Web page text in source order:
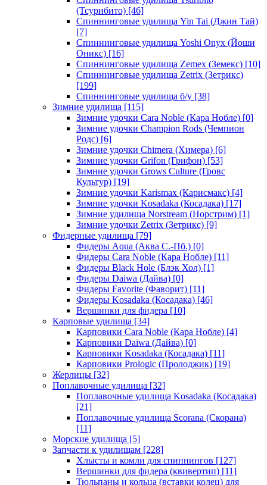
(Тсурибито) [46]
Спиннинговые удилища Yin Tai (Джин Тай)
[7]
Спиннинговые удилища Yoshi Onyx (Йоши
Оникс) [16]
Спиннинговые удилища Zemex (Земекс) [10]
Спиннинговые удилища Zetrix (Зетрикс)
[199]
Спиннинговые удилища б/у [38]
Зимние удилища [115]
Зимние удочки Cara Noble (Кара Нобле) [0]
Зимние удочки Champion Rods (Чемпион
Родс) [6]
Зимние удочки Chimera (Химера) [6]
Зимние удочки Grifon (Грифон) [53]
Зимние удочки Grows Culture (Гровс
Культур) [19]
Зимние удочки Karismax (Карисмакс) [4]
Зимние удочки Kosadaka (Косадака) [17]
Зимние удилища Norstream (Норстрим) [1]
Зимние удочки Zetrix (Зетрикс) [9]
Фидерные удилища [79]
Фидеры Aqua (Аква С.-Пб.) [0]
Фидеры Cara Noble (Кара Нобле) [11]
Фидеры Black Hole (Блэк Хол) [1]
Фидеры Daiwa (Дайва) [0]
Фидеры Favorite (Фаворит) [11]
Фидеры Kosadaka (Косадака) [46]
Вершинки для фидера [10]
Карповые удилища [34]
Карповики Cara Noble (Кара Нобле) [4]
Карповики Daiwa (Дайва) [0]
Карповики Kosadaka (Косадака) [11]
Карповики Prologic (Пролоджик) [19]
Жерлицы [32]
Поплавочные удилища [32]
Поплавочные удилища Kosadaka (Косадака)
[21]
Поплавочные удилища Scorana (Скорана)
[11]
Морские удилища [5]
Запчасти к удилищам [228]
Хлысты и комли для спиннингов [127]
Вершинки для фидера (квивертип) [11]
Тюльпаны и кольца (вставки колец) для